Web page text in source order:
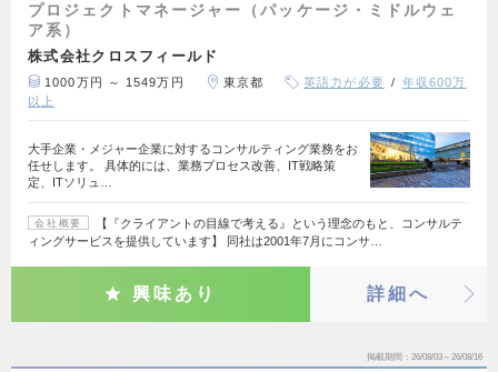
プロジェクトマネージャー（パッケージ・ミドルウェ
ア系）
株式会社クロスフィールド
1000万円 ～ 1549万円 東京都 英語力が必要
年収600万
以上
大手企業・メジャー企業に対するコンサルティング業務をお
任せします。 具体的には、業務プロセス改善、IT戦略策
定、ITソリュ…
会社概要
【『クライアントの目線で考える』という理念のもと、コンサルテ
ィングサービスを提供しています】 同社は2001年7月にコンサ…
興味あり 詳細へ
掲載期間 26/08/03～26/08/16